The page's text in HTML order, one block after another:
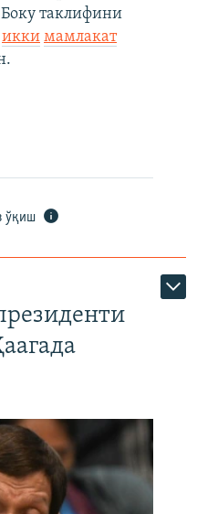
таклифини
икки мамлакат
ўқиш